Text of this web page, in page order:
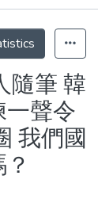
隨筆 韓
聲令
我們國